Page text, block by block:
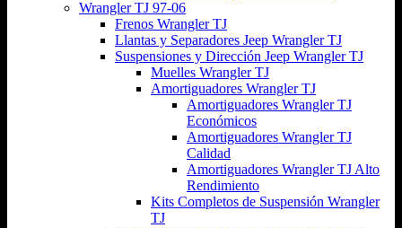
Wrangler TJ 97-06
Frenos Wrangler TJ
Llantas y Separadores Jeep Wrangler TJ
Suspensiones y Dirección Jeep Wrangler TJ
Muelles Wrangler TJ
Amortiguadores Wrangler TJ
Amortiguadores Wrangler TJ
Económicos
Amortiguadores Wrangler TJ
Calidad
Amortiguadores Wrangler TJ Alto
Rendimiento
Kits Completos de Suspensión Wrangler
TJ